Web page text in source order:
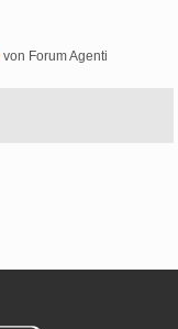
von Forum Agenti